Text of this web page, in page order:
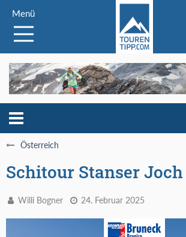
Menü
Österreich
Schitour Stanser Joch
Willi Bogner 24. Februar 2025